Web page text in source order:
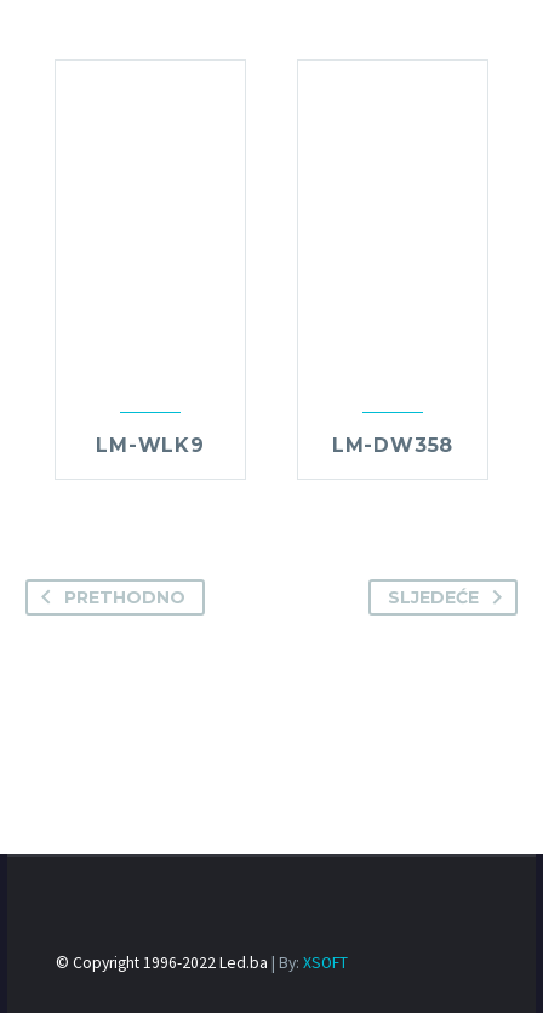
LM-WLK9 LM-DW358
PRETHODNO SLJEDEĆE
© Copyright 1996-2022 Led.ba | By: XSOFT